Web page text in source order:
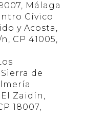
Málaga
Cívico
y Acosta,
CP 41005,
de
Zaidín,
18007,